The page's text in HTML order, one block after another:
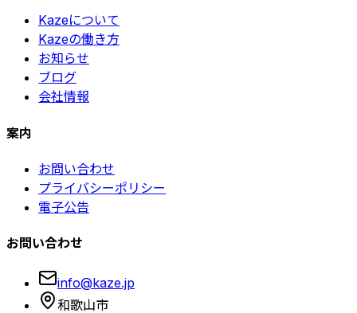
Kazeについて
Kazeの働き方
お知らせ
ブログ
会社情報
案内
お問い合わせ
プライバシーポリシー
電子公告
お問い合わせ
info@kaze.jp
和歌山市